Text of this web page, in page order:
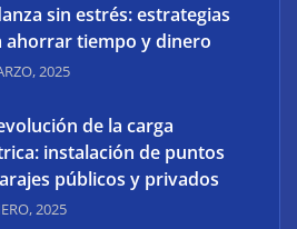
sin estrés: estrategias
ahorrar tiempo y dinero
2025
de la carga
instalación de puntos
públicos y privados
2025